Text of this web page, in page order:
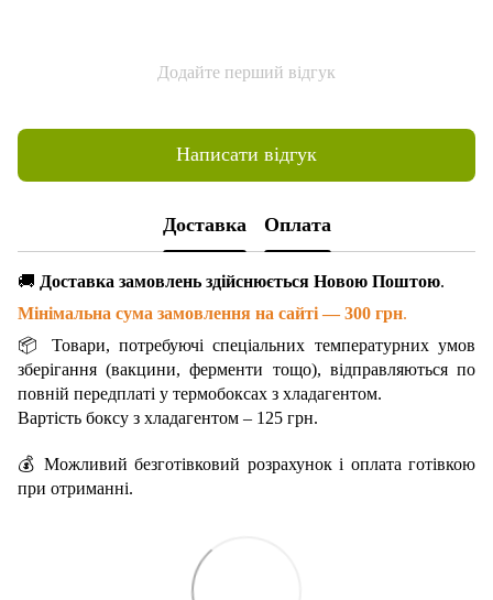
Додайте перший відгук
Написати відгук
Доставка Оплата
🚚 Доставка замовлень здійснюється Новою Поштою.
Мінімальна сума замовлення на сайті — 300 грн.
📦 Товари, потребуючі спеціальних температурних умов
зберігання (вакцини, ферменти тощо), відправляються по
повній передплаті у термобоксах з хладагентом.
Вартість боксу з хладагентом – 125 грн.
💰 Можливий безготівковий розрахунок і оплата готівкою
при отриманні.